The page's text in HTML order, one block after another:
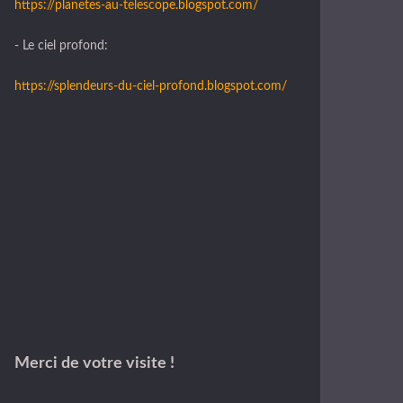
https://planetes-au-telescope.blogspot.com/
- Le ciel profond:
https://splendeurs-du-ciel-profond.blogspot.com/
Merci de votre visite !